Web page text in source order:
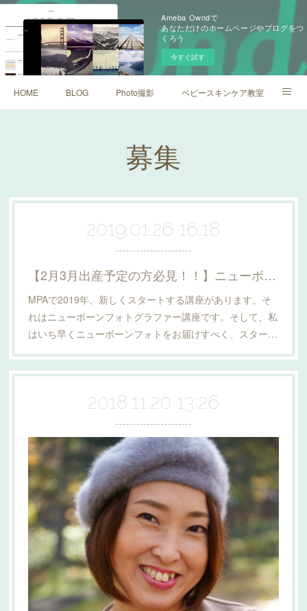
Ameba Owndで
あなただけのホームページやブログをつ
くろう
今すぐ試す
HOME BLOG Photo撮影 ベビースキンケア教室
募集
2019.01.26 16:18
【2月3月出産予定の方必見！！】ニューボーンフォト撮影
MPAで2019年、新しくスタートする講座があります。そ
れはニューボーンフォトグラファー講座です。そして、私
はいち早くニューボーンフォトをお届けすべく、スター…
2018.11.20 13:26